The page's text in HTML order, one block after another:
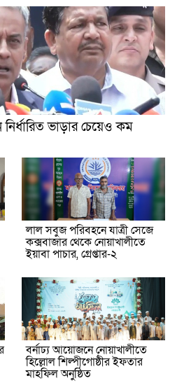
ভাড়ার চেয়েও কম
লাল সবুজ পরিবহনে যাত্রী সেজে
কক্সবাজার থেকে নোয়াখালীতে
ইয়াবা পাচার, গ্রেপ্তার-২
বর্নাঢ্য আয়োজনে নোয়াখালীতে
হিল্লোল শিল্পীগোষ্ঠীর ইফতার
মাহফিল অনুষ্ঠিত